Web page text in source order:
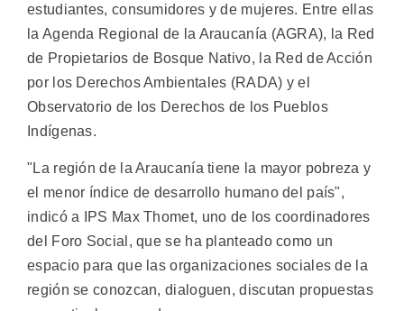
estudiantes, consumidores y de mujeres. Entre ellas
la Agenda Regional de la Araucanía (AGRA), la Red
de Propietarios de Bosque Nativo, la Red de Acción
por los Derechos Ambientales (RADA) y el
Observatorio de los Derechos de los Pueblos
Indígenas.
"La región de la Araucanía tiene la mayor pobreza y
el menor índice de desarrollo humano del país",
indicó a IPS Max Thomet, uno de los coordinadores
del Foro Social, que se ha planteado como un
espacio para que las organizaciones sociales de la
región se conozcan, dialoguen, discutan propuestas